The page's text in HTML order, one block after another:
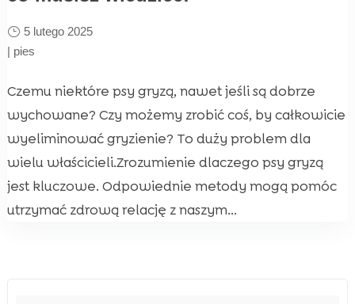
5 lutego 2025
| pies
Czemu niektóre psy gryzą, nawet jeśli są dobrze
wychowane? Czy możemy zrobić coś, by całkowicie
wyeliminować gryzienie? To duży problem dla
wielu właścicieli.Zrozumienie dlaczego psy gryzą
jest kluczowe. Odpowiednie metody mogą pomóc
utrzymać zdrową relację z naszym...